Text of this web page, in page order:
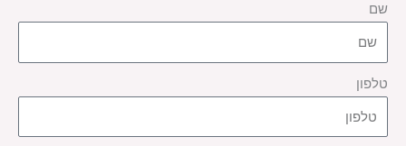
שם
טלפון